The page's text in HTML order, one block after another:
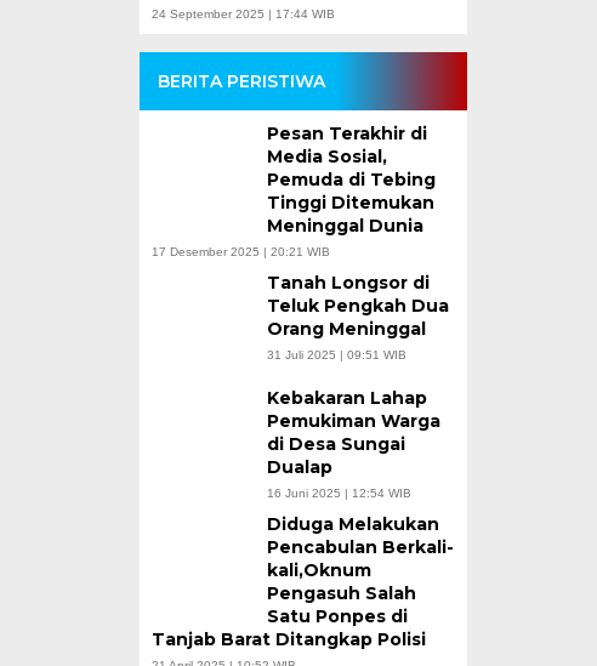
24 September 2025 | 17:44 WIB
BERITA PERISTIWA
Pesan Terakhir di
Media Sosial,
Pemuda di Tebing
Tinggi Ditemukan
Meninggal Dunia
17 Desember 2025 | 20:21 WIB
Tanah Longsor di
Teluk Pengkah Dua
Orang Meninggal
31 Juli 2025 | 09:51 WIB
Kebakaran Lahap
Pemukiman Warga
di Desa Sungai
Dualap
16 Juni 2025 | 12:54 WIB
Diduga Melakukan
Pencabulan Berkali-
kali,Oknum
Pengasuh Salah
Satu Ponpes di
Tanjab Barat Ditangkap Polisi